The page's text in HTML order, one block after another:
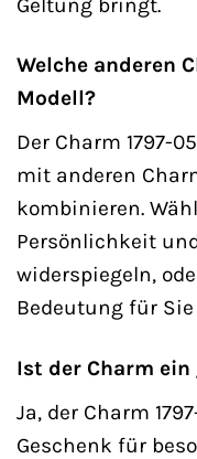
Welche anderen
Modell?
Der Charm 1797-
mit anderen
kombinieren.
Persönlichkeit
widerspiegeln,
Bedeutung für
Ist der Charm ein
Ja, der Charm
Geschenk für